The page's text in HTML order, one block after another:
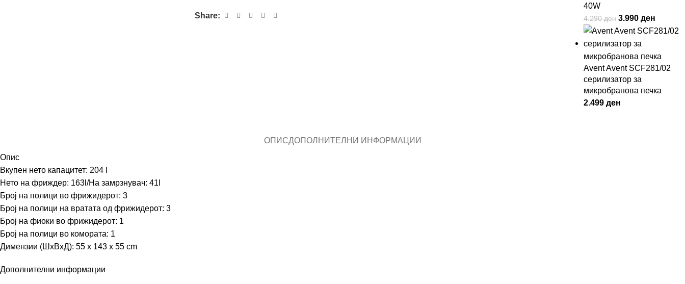
Share:
40W
4.290ден 3.990 ден
Avent Avent SCF281/02
серилизатор за
микробранова печка
2.499 ден
ОПИСДОПОЛНИТЕЛНИ ИНФОРМАЦИИ
Опис
Вкупен нето капацитет: 204 l
Нето на фриждер: 163l/На замрзнувач: 41l
Број на полици во фрижидерот: 3
Број на полици на вратата од фрижидерот: 3
Број на фиоки во фрижидерот: 1
Број на полици во комората: 1
Димензии (ШхВхД): 55 x 143 х 55 cm
Дополнителни информации